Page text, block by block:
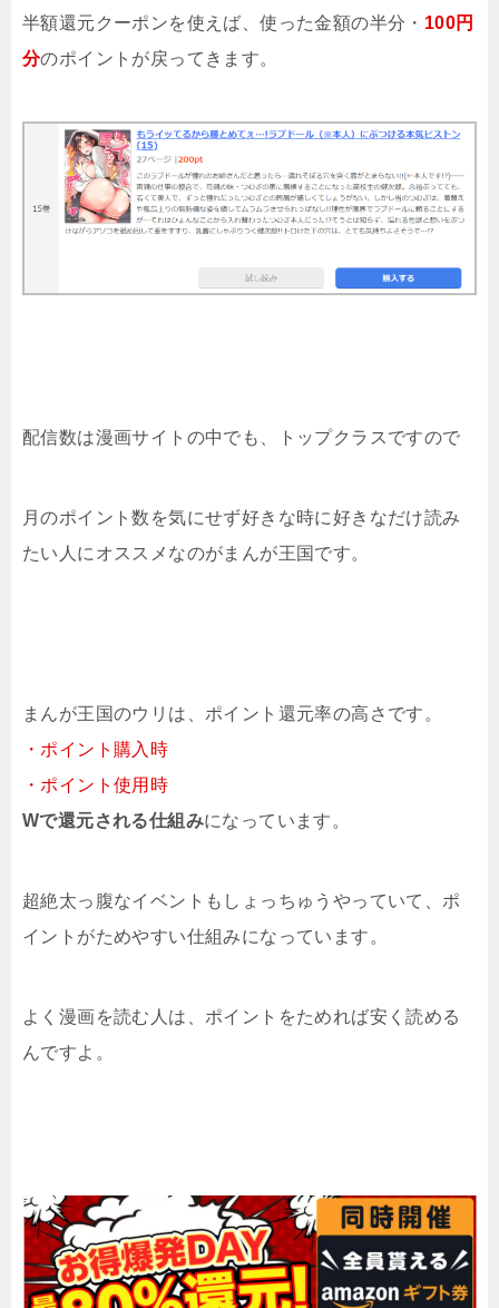
半額還元クーポンを使えば、使った金額の半分・ 100円
分のポイントが戻ってきます。
配信数は漫画サイトの中でも、トップクラスですので
月のポイント数を気にせず好きな時に好きなだけ読み
たい人にオススメなのがまんが王国です。
まんが王国のウリは、ポイント還元率の高さです。
・ポイント購入時
・ポイント使用時
Wで還元される仕組みになっています。
超絶太っ腹なイベントもしょっちゅうやっていて、ポ
イントがためやすい仕組みになっています。
よく漫画を読む人は、ポイントをためれば安く読める
んですよ。